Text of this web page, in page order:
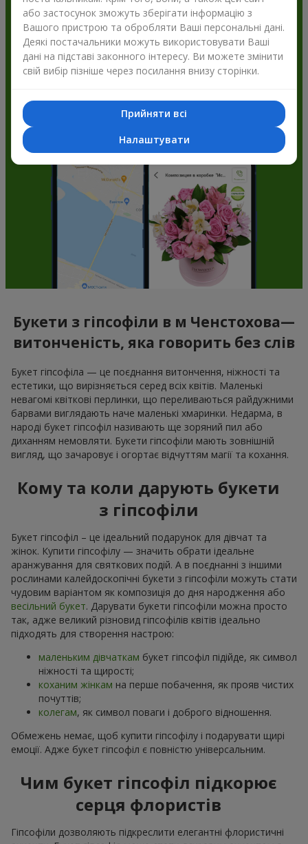
Flowers.ua і отримуйте бонуси
Букети з гіпсофіли в м Ченстохова—
витонченість, яка говорить без слів
Букет гіпсофіла — це поєднання витончення, ніжності та
естетики, що вирізняється серед всіх квітів. Маленькі
невагомі квіткові перлинки, що переливаються райдужними
барвами виглядають наче маленькі хмаринки. Недарма, в
народі букет гіпсофіл називають ще зоряний пил або
диханням немовляти. Букети гіпсофіли мають зовнішній
вигляд, що зачаровує і огортає відчуттям магії та кохання.
Кому та коли дарують букети
з гіпсофіли
Букет гіпсофіл – це ідеальний подарунок для дівчат та
жінок. Купити гіпсофілу — значить обрати ідеальне
аранжування для святкових подій. А в поєднанні з іншими
рослинами калейдоскопічні букети з гіпсофіли можуть стати
чудовим варіантом як композиція до дня народження або
весільний букет. Дарувати букети гіпсофіли можна просто
так, адже великий різновид гіпсофілів квітів ідеально
підходять для створення настрою:
маленьким дівчаткам букет гіпсофіл підійде, як символ
ніжності та щирості;
коханим жінкам на перше побачення, як прояв чистих
почуттів;
колегам, як символ поваги і доброго відношення.
Обмежень немає, щоб купити гіпсофілу і подарувати щирі
емоції. Адже букет гіпсофіл є повністю універсальним.
Чим букет гіпсофіл підкорює
серця флористів
Гіпсофіли дозволяють підкреслити елегантні флористичні
або застосунок зможуть зберігати інформацію з
Вашого пристрою та обробляти Ваші персональні дані.
Деякі постачальники можуть використовувати Ваші
дані на підставі законного інтересу. Ви можете змінити
свій вибір пізніше через посилання внизу сторінки.
Прийняти всі
Налаштувати